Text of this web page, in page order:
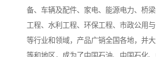
备、车辆及配件、家电、能源电力、桥
工程、水利工程、环保工程、市政公用
等行业和领域，产品广销全国各地，并